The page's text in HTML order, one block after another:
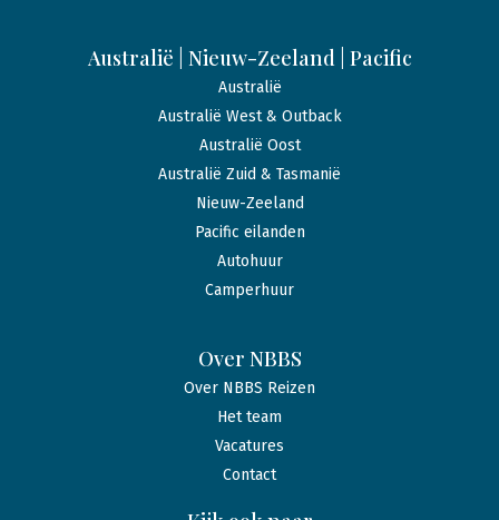
Australië | Nieuw-Zeeland | Pacific
Australië
Australië West & Outback
Australië Oost
Australië Zuid & Tasmanië
Nieuw-Zeeland
Pacific eilanden
Autohuur
Camperhuur
Over NBBS
Over NBBS Reizen
Het team
Vacatures
Contact